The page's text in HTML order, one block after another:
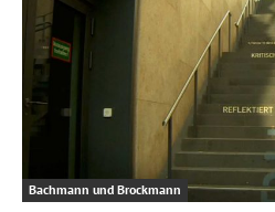
Bachmann und Brockmann